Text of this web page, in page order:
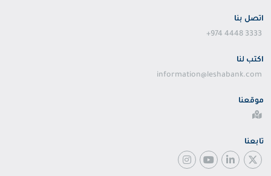
اتصل بنا
+974 4448 3333
اكتب لنا
information@leshabank.com
موقعنا
تابعنا